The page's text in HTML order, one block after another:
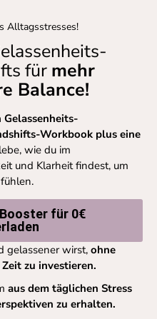
Alltagsstresses!
für mehr
Balance!
Gelassenheits-
Workbook plus eine
wie du im
und Klarheit findest, um
für 0€
gelassener wirst, ohne
zu investieren.
aus dem täglichen Stress
zu erhalten.